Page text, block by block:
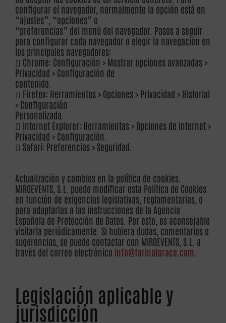
configurar el navegador, normalmente la opción está en
“ajustes”, “opciones” o
“preferencias” del menú del navegador. Pasos a seguir
para configurar cada navegador o elegir la navegación en
los principales navegadores:
 Chrome: Configuración > Mostrar opciones avanzadas >
Privacidad > Configuración de
contenido.
 Firefox: Herramientas > Opciones > Privacidad > Historial
> Configuración
Personalizada.
 Internet Explorer: Herramientas > Opciones de Internet >
Privacidad > Configuración.
 Safari: Preferencias > Seguridad.
Actualización y cambios en la política de cookies.
MIROEVENTS, S.L. puede modificar esta Política de Cookies
en función de exigencias legislativas, reglamentarias, o
para adaptarlas a las instrucciones de la Agencia
Española de Protección de Datos. Por esto, es aconsejable
visitarla periódicamente. Si hubiera dudas, comentarios o
sugerencias, se puede contactar con MIROEVENTS, S.L. a
través del correo electrónico info@farinatorace.com
Legislación aplicable y
jurisdicción